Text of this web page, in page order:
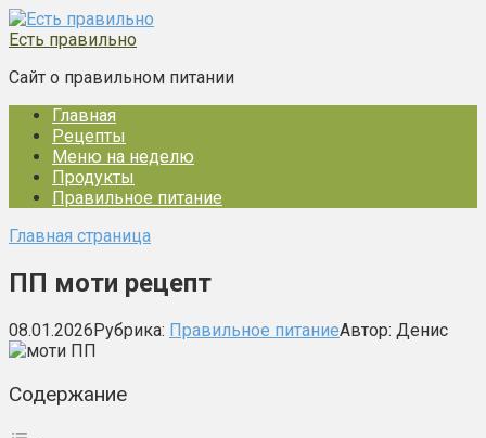
Перейти
к
Есть правильно
Сайт о правильном питании
Главная
Рецепты
Меню на неделю
Продукты
Правильное питание
Главная страница
ПП моти рецепт
08.01.2026Рубрика: Правильное питаниеАвтор: Денис
Содержание